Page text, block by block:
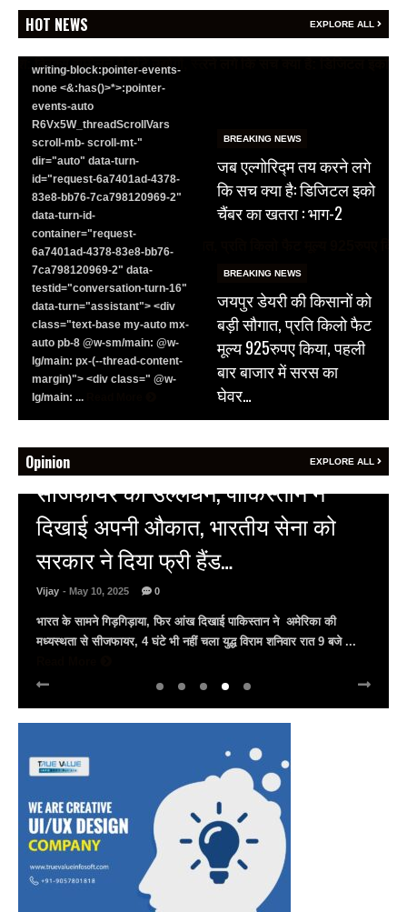
HOT NEWS EXPLORE ALL
text-primary w-full
writing-block:pointer-events-
none <&:has()>*>:pointer-
events-auto
R6Vx5W_threadScrollVars
scroll-mb- scroll-mt-"
dir="auto" data-turn-
id="request-6a7401ad-4378-
83e8-bb76-7ca798120969-2"
data-turn-id-
container="request-
6a7401ad-4378-83e8-bb76-
7ca798120969-2" data-
testid="conversation-turn-16"
data-turn="assistant"> <div
class="text-base my-auto mx-
auto pb-8 @w-sm/main: @w-
lg/main: px-(--thread-content-
margin)"> <div class=" @w-
lg/main: ...
BREAKING NEWS
जब एल्गोरिद्म तय करने लगे
कि सच क्या है: डिजिटल इको
चैंबर का खतरा : भाग-2
BREAKING NEWS
जयपुर डेयरी की किसानों को
बड़ी सौगात, प्रति किलो फैट
मूल्य 925रुपए किया, पहली
बार बाजार में सरस का
घेवर…
Opinion EXPLORE ALL
अल्बर्ट हॉल पर राजस्थान दिवस समारोह,
राजस्थानी लोक कलाकारों ने बांधा समां…
Vijay - March 30, 2025
अल्बर्ट हॉल पर राज्यस्तरीय सांस्कृतिक संध्या का भव्य आयोजन, उमड़ा जन
सैलाब राज्यपाल हरिभाऊ किसनराव बागडे़, मुख्यमंत्री भजनलाल शर्मा और उप